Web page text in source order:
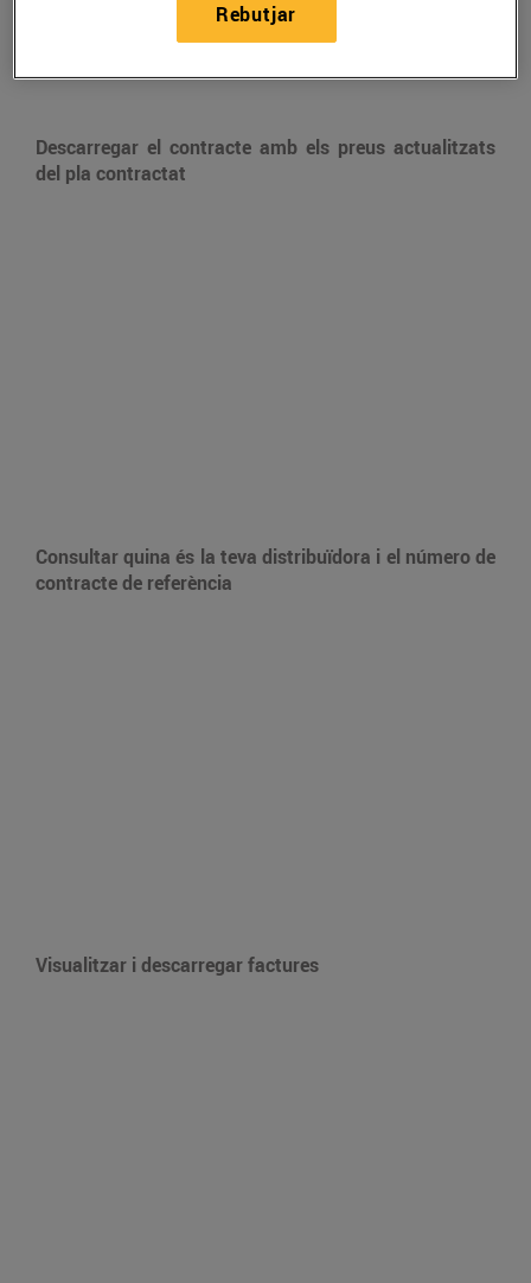
Descarregar el contracte amb els preus actualitzats
del pla contractat
Consultar quina és la teva distribuïdora i el número de
contracte de referència
Visualitzar i descarregar factures
Rebutjar